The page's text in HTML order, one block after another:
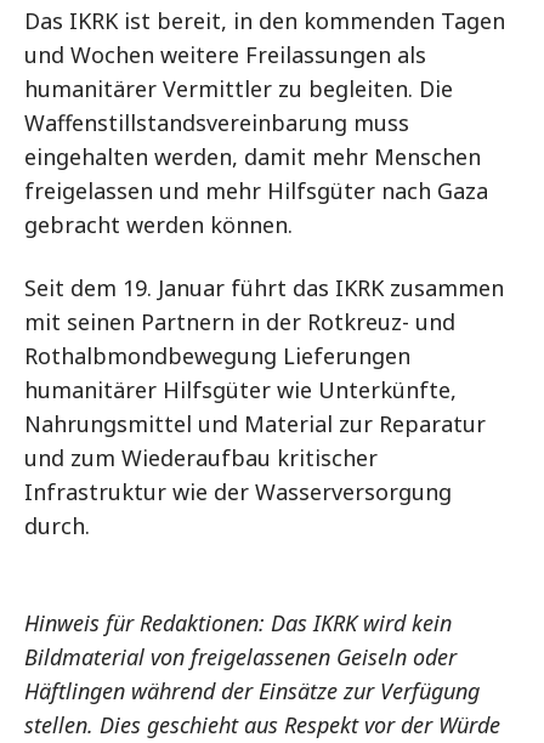
Das IKRK ist bereit, in den kommenden Tagen
und Wochen weitere Freilassungen als
humanitärer Vermittler zu begleiten. Die
Waffenstillstandsvereinbarung muss
eingehalten werden, damit mehr Menschen
freigelassen und mehr Hilfsgüter nach Gaza
gebracht werden können.
Seit dem 19. Januar führt das IKRK zusammen
mit seinen Partnern in der Rotkreuz- und
Rothalbmondbewegung Lieferungen
humanitärer Hilfsgüter wie Unterkünfte,
Nahrungsmittel und Material zur Reparatur
und zum Wiederaufbau kritischer
Infrastruktur wie der Wasserversorgung
durch.
Hinweis für Redaktionen: Das IKRK wird kein
Bildmaterial von freigelassenen Geiseln oder
Häftlingen während der Einsätze zur Verfügung
stellen. Dies geschieht aus Respekt vor der Würde